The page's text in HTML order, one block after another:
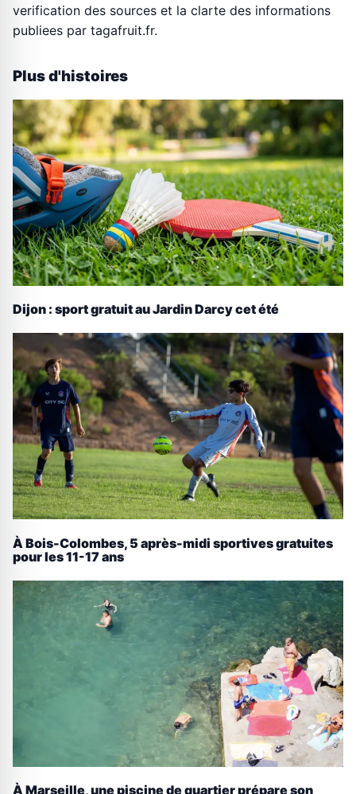
verification des sources et la clarte des informations
publiees par tagafruit.fr.
Plus d'histoires
Dijon : sport gratuit au Jardin Darcy cet été
À Bois-Colombes, 5 après-midi sportives gratuites
pour les 11-17 ans
À Marseille, une piscine de quartier prépare son